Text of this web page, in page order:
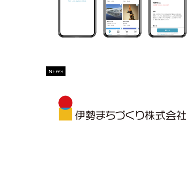
NEWS